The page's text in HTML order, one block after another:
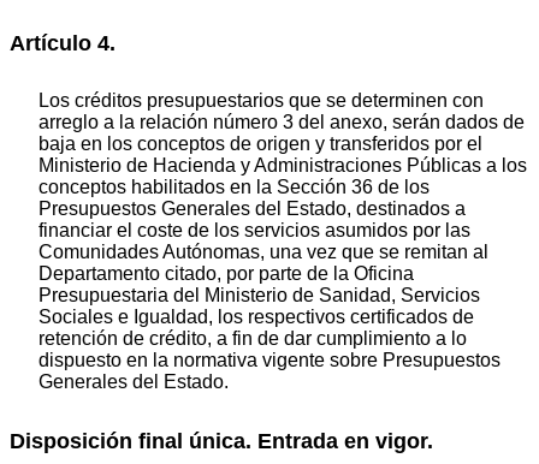
Artículo 4.
Los créditos presupuestarios que se determinen con
arreglo a la relación número 3 del anexo, serán dados de
baja en los conceptos de origen y transferidos por el
Ministerio de Hacienda y Administraciones Públicas a los
conceptos habilitados en la Sección 36 de los
Presupuestos Generales del Estado, destinados a
financiar el coste de los servicios asumidos por las
Comunidades Autónomas, una vez que se remitan al
Departamento citado, por parte de la Oficina
Presupuestaria del Ministerio de Sanidad, Servicios
Sociales e Igualdad, los respectivos certificados de
retención de crédito, a fin de dar cumplimiento a lo
dispuesto en la normativa vigente sobre Presupuestos
Generales del Estado.
Disposición final única. Entrada en vigor.